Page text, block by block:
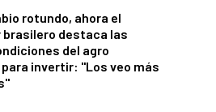
rotundo, ahora el
destaca las
del agro
invertir: "Los veo más